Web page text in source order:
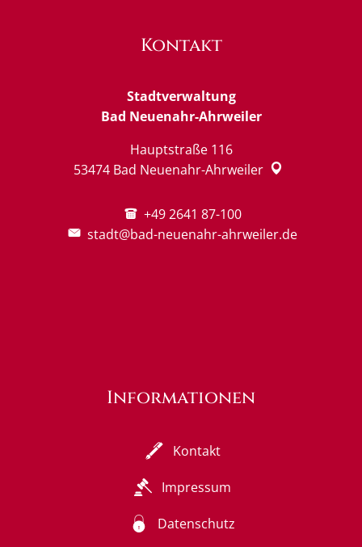
Kontakt
Stadtverwaltung
Bad Neuenahr-Ahrweiler
Hauptstraße 116
53474 Bad Neuenahr-Ahrweiler
+49 2641 87-100
stadt@bad-neuenahr-ahrweiler.de
Informationen
Kontakt
Impressum
Datenschutz